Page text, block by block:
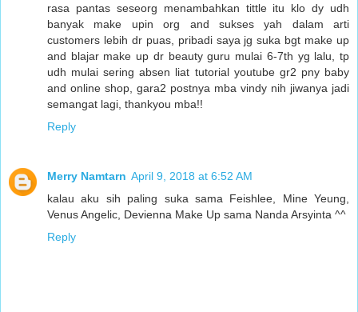
rasa pantas seseorg menambahkan tittle itu klo dy udh
banyak make upin org and sukses yah dalam arti
customers lebih dr puas, pribadi saya jg suka bgt make up
and blajar make up dr beauty guru mulai 6-7th yg lalu, tp
udh mulai sering absen liat tutorial youtube gr2 pny baby
and online shop, gara2 postnya mba vindy nih jiwanya jadi
semangat lagi, thankyou mba!!
Reply
Merry Namtarn April 9, 2018 at 6:52 AM
kalau aku sih paling suka sama Feishlee, Mine Yeung,
Venus Angelic, Devienna Make Up sama Nanda Arsyinta ^^
Reply